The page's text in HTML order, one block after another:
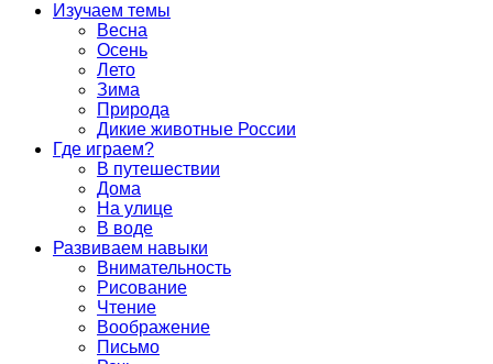
Изучаем темы
Весна
Осень
Лето
Зима
Природа
Дикие животные России
Где играем?
В путешествии
Дома
На улице
В воде
Развиваем навыки
Внимательность
Рисование
Чтение
Воображение
Письмо